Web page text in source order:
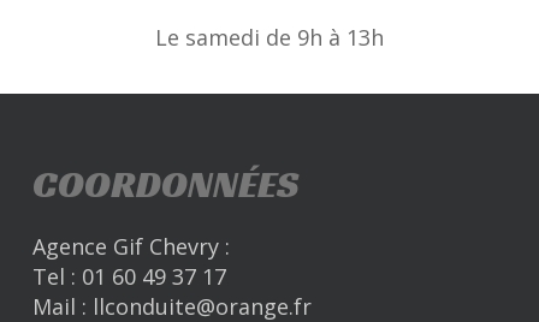
Le samedi de 9h à 13h
COORDONNÉES
Agence Gif Chevry :
Tel : 01 60 49 37 17
Mail : llconduite@orange.fr